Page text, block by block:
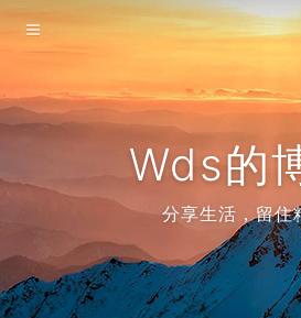
Wds的
分享生活，留住
Home